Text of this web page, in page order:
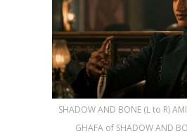
SHADOW AND BONE (L to R)
GHAFA of SHADOW AND